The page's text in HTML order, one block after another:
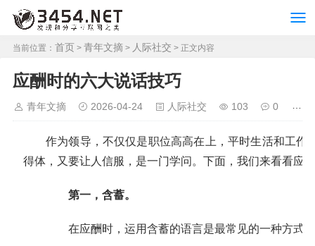
当前位置： 首页 > 青年文摘 > 人际社交 > 正文内容
应酬时的六大说话技巧
青年文摘 2026-04-24 人际社交 103 0
作为领导，不仅仅是职位高高在上，平时生活和工
得体，又要让人信服，是一门学问。下面，我们来看看应
第一，含蓄。
在应酬时，运用含蓄的语言是最常见的一种方式.